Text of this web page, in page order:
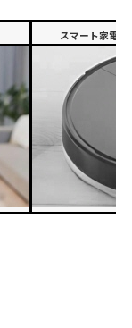
スマート家電(